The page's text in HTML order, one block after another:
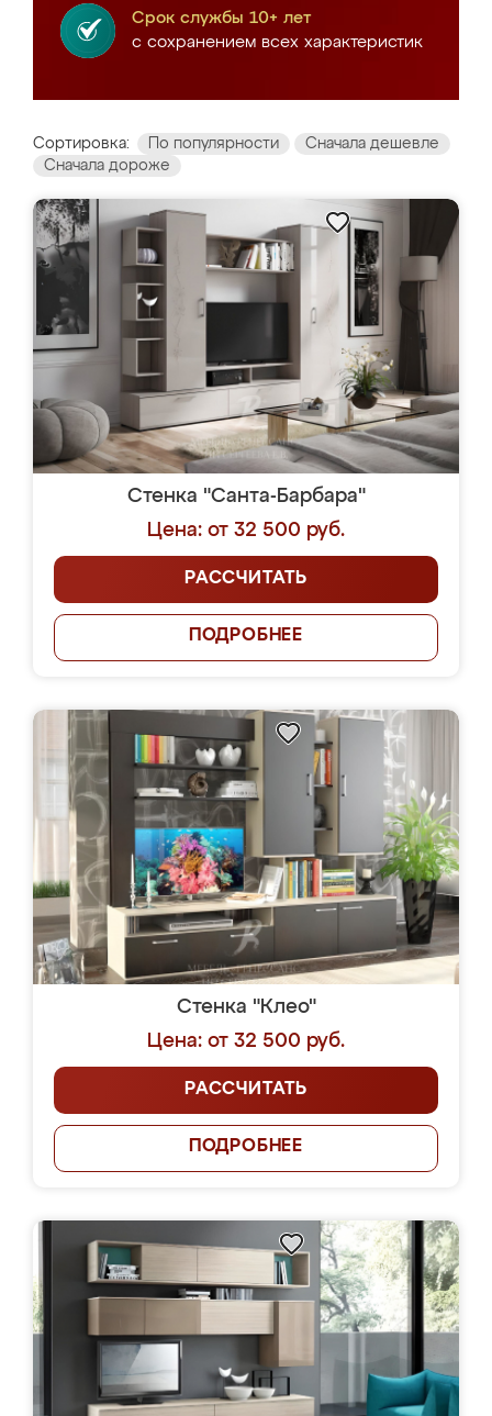
Срок службы 10+ лет
с сохранением всех характеристик
Сортировка: По популярности
Сначала дешевле
Сначала дороже
Стенка "Санта-Барбара"
Цена: от 32 500 руб.
РАССЧИТАТЬ
ПОДРОБНЕЕ
Стенка "Клео"
Цена: от 32 500 руб.
РАССЧИТАТЬ
ПОДРОБНЕЕ